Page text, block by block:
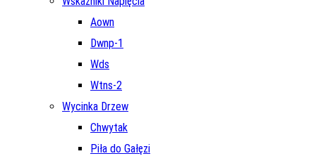
Aown
Dwnp-1
Wds
Wtns-2
Wycinka Drzew
Chwytak
Piła do Gałęzi